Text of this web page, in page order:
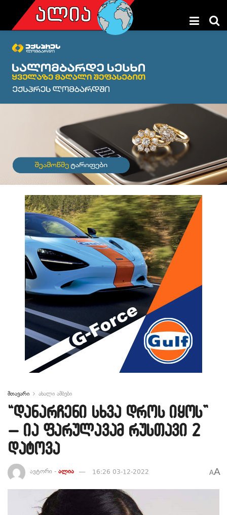
მთავარი ახალი ამბები
“დანარჩენი სხვა დროს იყოს”
– ია ფარულავამ რუსთავი 2
დატოვა
ავტორი - ალია 16:26 03-12-2022 AA